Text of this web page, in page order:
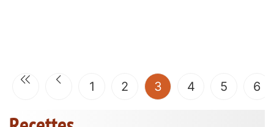
1 2 3(current)
4 5 6